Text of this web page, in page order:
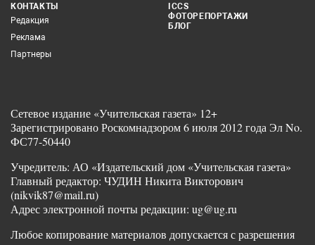
КОНТАКТЫ
Редакция
Реклама
Партнеры
ICCS
ФОТОРЕПОРТАЖИ
БЛОГ
Сетевое издание «Учительская газета» 12+
Зарегистрировано Роскомнадзором 6 июля 2012 года Эл No.
ФС77-50440
Учредитель: АО «Издательский дом «Учительская газета»
Главный редактор: ЧУДИН Никита Викторович
(nikvik87@mail.ru)
Адрес электронной почты редакции: ug@ug.ru
Любое копирование материалов допускается с разрешения